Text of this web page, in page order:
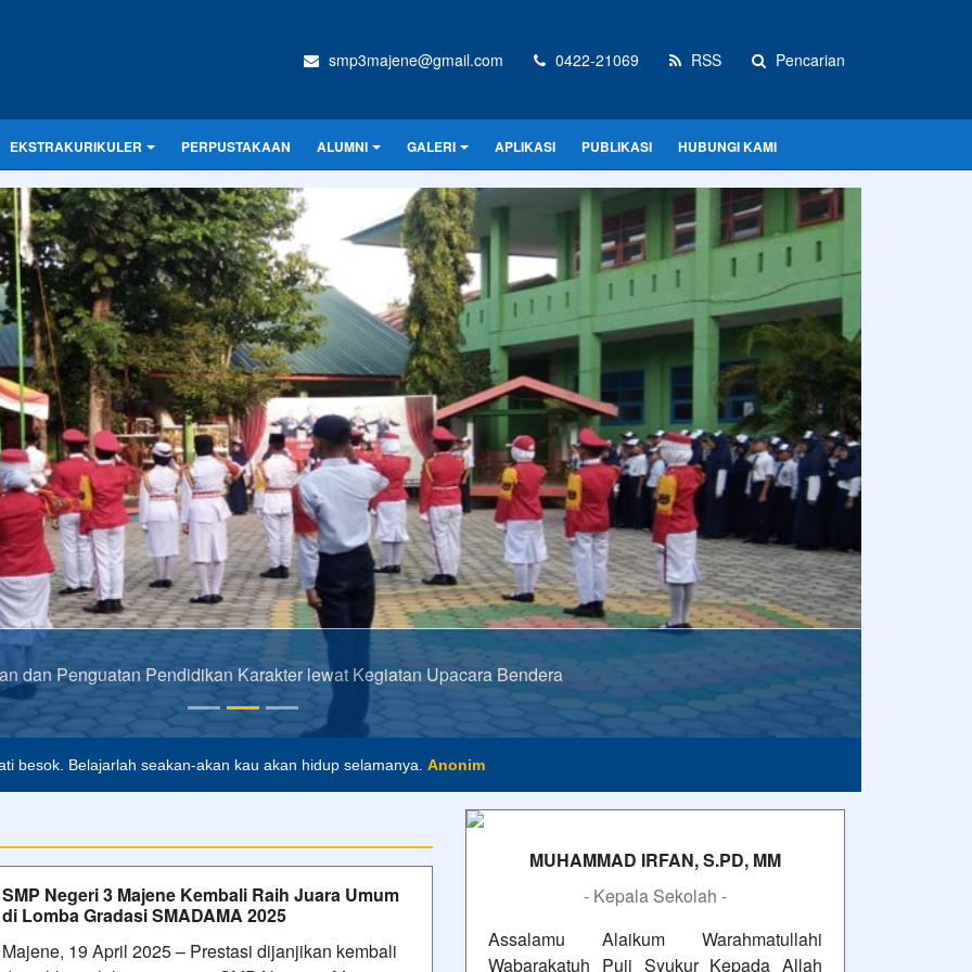
smp3majene@gmail.com 0422-21069 RSS Pencarian
EKSTRAKURIKULER PERPUSTAKAAN ALUMNI GALERI APLIKASI PUBLIKASI HUBUNGI KAMI
dan Penguatan Pendidikan Karakter lewat Kegiatan Upacara Bendera
depan. Hari esok untuk orang-orang yang telah mempersiapkan dirinya hari ini.
buta. Dan ilmu pengetahuan tanpa agama adalah lumpuh. Anonim
besok. Belajarlah seakan-akan kau akan hidup selamanya. Anonim
SMP Negeri 3 Majene Kembali Raih Juara Umum
di Lomba Gradasi SMADAMA 2025
Majene, 19 April 2025 – Prestasi dijanjikan kembali
MUHAMMAD IRFAN, S.PD, MM
- Kepala Sekolah -
Assalamu Alaikum Warahmatullahi
Wabarakatuh Puji Syukur Kepada Allah